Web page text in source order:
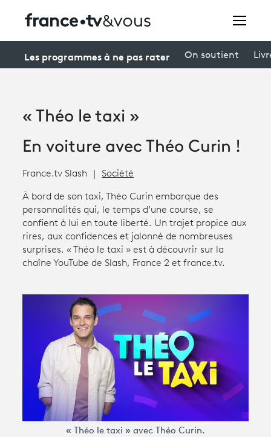
connexion
Avantages fidélité
À la une
Participer et assister à une émission
À votre écoute
Productions et innovation
Programme tv
Les programmes à ne pas rater On soutient
« Théo le taxi »
En voiture avec Théo Curin !
France.tv Slash Société
À bord de son taxi, Théo Curin embarque des
personnalités qui, le temps d’une course, se
confient à lui en toute liberté. Un trajet propice aux
rires, aux confidences et jalonné de nombreuses
surprises. « Théo le taxi » est à découvrir sur la
chaîne YouTube de Slash, France 2 et france.tv.
« Théo le taxi » avec Théo Curin.